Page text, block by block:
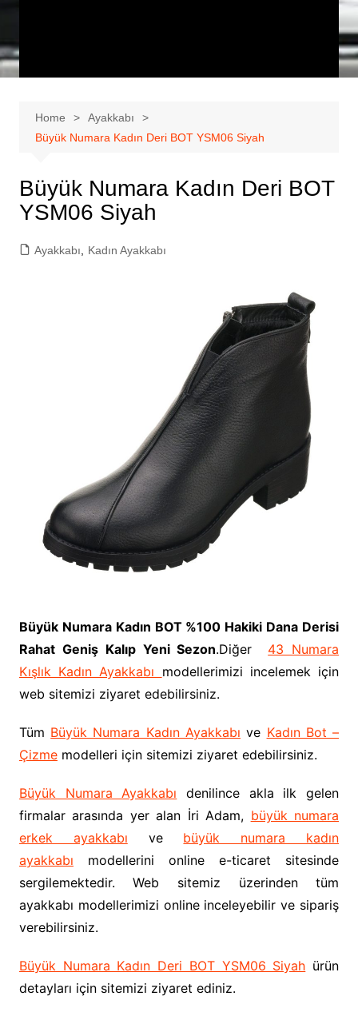
Home
Ayakkabı
Büyük Numara Kadın Deri BOT YSM06 Siyah
Büyük Numara Kadın Deri BOT
YSM06 Siyah
Ayakkabı Kadın Ayakkabı
Büyük Numara Kadın BOT %100 Hakiki Dana Derisi
Rahat Geniş Kalıp Yeni Sezon.Diğer 43 Numara
Kışlık Kadın Ayakkabı modellerimizi incelemek için
web sitemizi ziyaret edebilirsiniz.
Tüm Büyük Numara Kadın Ayakkabı ve Kadın Bot –
Çizmemodelleri için sitemizi ziyaret edebilirsiniz.
Büyük Numara Ayakkabı denilince akla ilk gelen
firmalar arasında yer alan İri Adam, büyük numara
erkek ayakkabı ve büyük numara kadın
ayakkabı modellerini online e-ticaret sitesinde
sergilemektedir. Web sitemiz üzerinden tüm
ayakkabı modellerimizi online inceleyebilir ve sipariş
verebilirsiniz.
Büyük Numara Kadın Deri BOT YSM06 Siyah ürün
detayları için sitemizi ziyaret ediniz.